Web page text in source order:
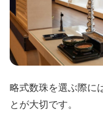
略式数珠を選ぶ際に
とが大切です。